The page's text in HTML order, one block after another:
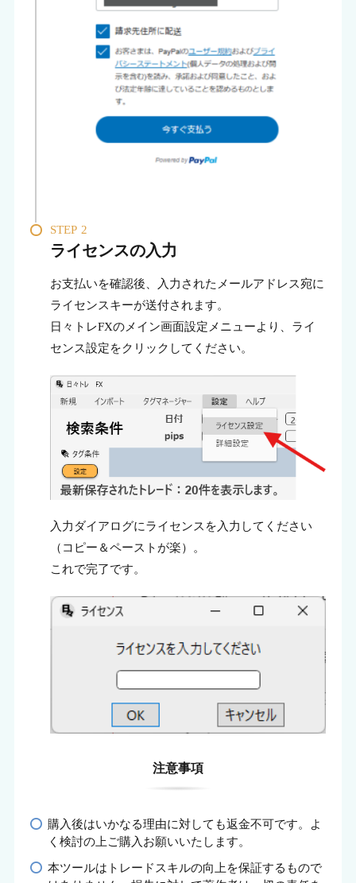
STEP 2
ライセンスの入力
お支払いを確認後、入力されたメールアドレス宛に
ライセンスキーが送付されます。
日々トレFXのメイン画面設定メニューより、ライ
センス設定をクリックしてください。
入力ダイアログにライセンスを入力してください
（コピー＆ペーストが楽）。
これで完了です。
注意事項
購入後はいかなる理由に対しても返金不可です。よ
く検討の上ご購入お願いいたします。
本ツールはトレードスキルの向上を保証するもので